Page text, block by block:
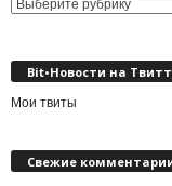
Выбор
Bit•Новости на
Мои твиты
Свежие